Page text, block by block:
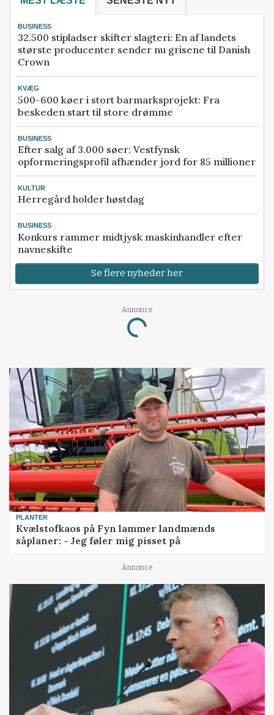
BUSINESS
32.500 stipladser skifter slagteri: En af landets
største producenter sender nu grisene til Danish
Crown
KVÆG
500-600 køer i stort barmarksprojekt: Fra
beskeden start til store drømme
BUSINESS
Efter salg af 3.000 søer: Vestfynsk
opformeringsprofil afhænder jord for 85 millioner
KULTUR
Herregård holder høstdag
BUSINESS
Konkurs rammer midtjysk maskinhandler efter
navneskifte
Se flere nyheder her
Annonce
Loading...
PLANTER
Kvælstofkaos på Fyn lammer landmænds
såplaner: - Jeg føler mig pisset på
Annonce